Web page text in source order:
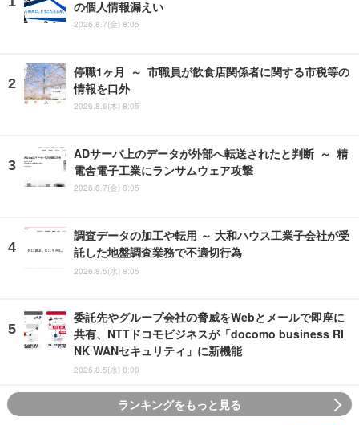
の個人情報漏えい
2026.8.7(金) 8:05
停職1ヶ月 ～ 市職員が飲食店関係者に関する市税等の
情報を口外
2026.8.6(木) 8:05
ADサーバ上のデータが外部へ転送されたと判断 ～ 精
電舎電子工業にランサムウェア攻撃
2026.8.7(金) 8:05
調査データの加工や転用 ～ 大和ハウス工業子会社が受
託した地盤調査業務で不適切行為
2026.8.5(水) 8:05
委託先やグループ会社の脅威をWebとメールで即座に
共有、NTTドコモビジネスが「docomo business RI
NK WANセキュリティ」に新機能
2026.8.5(水) 8:00
ランキングをもっと見る